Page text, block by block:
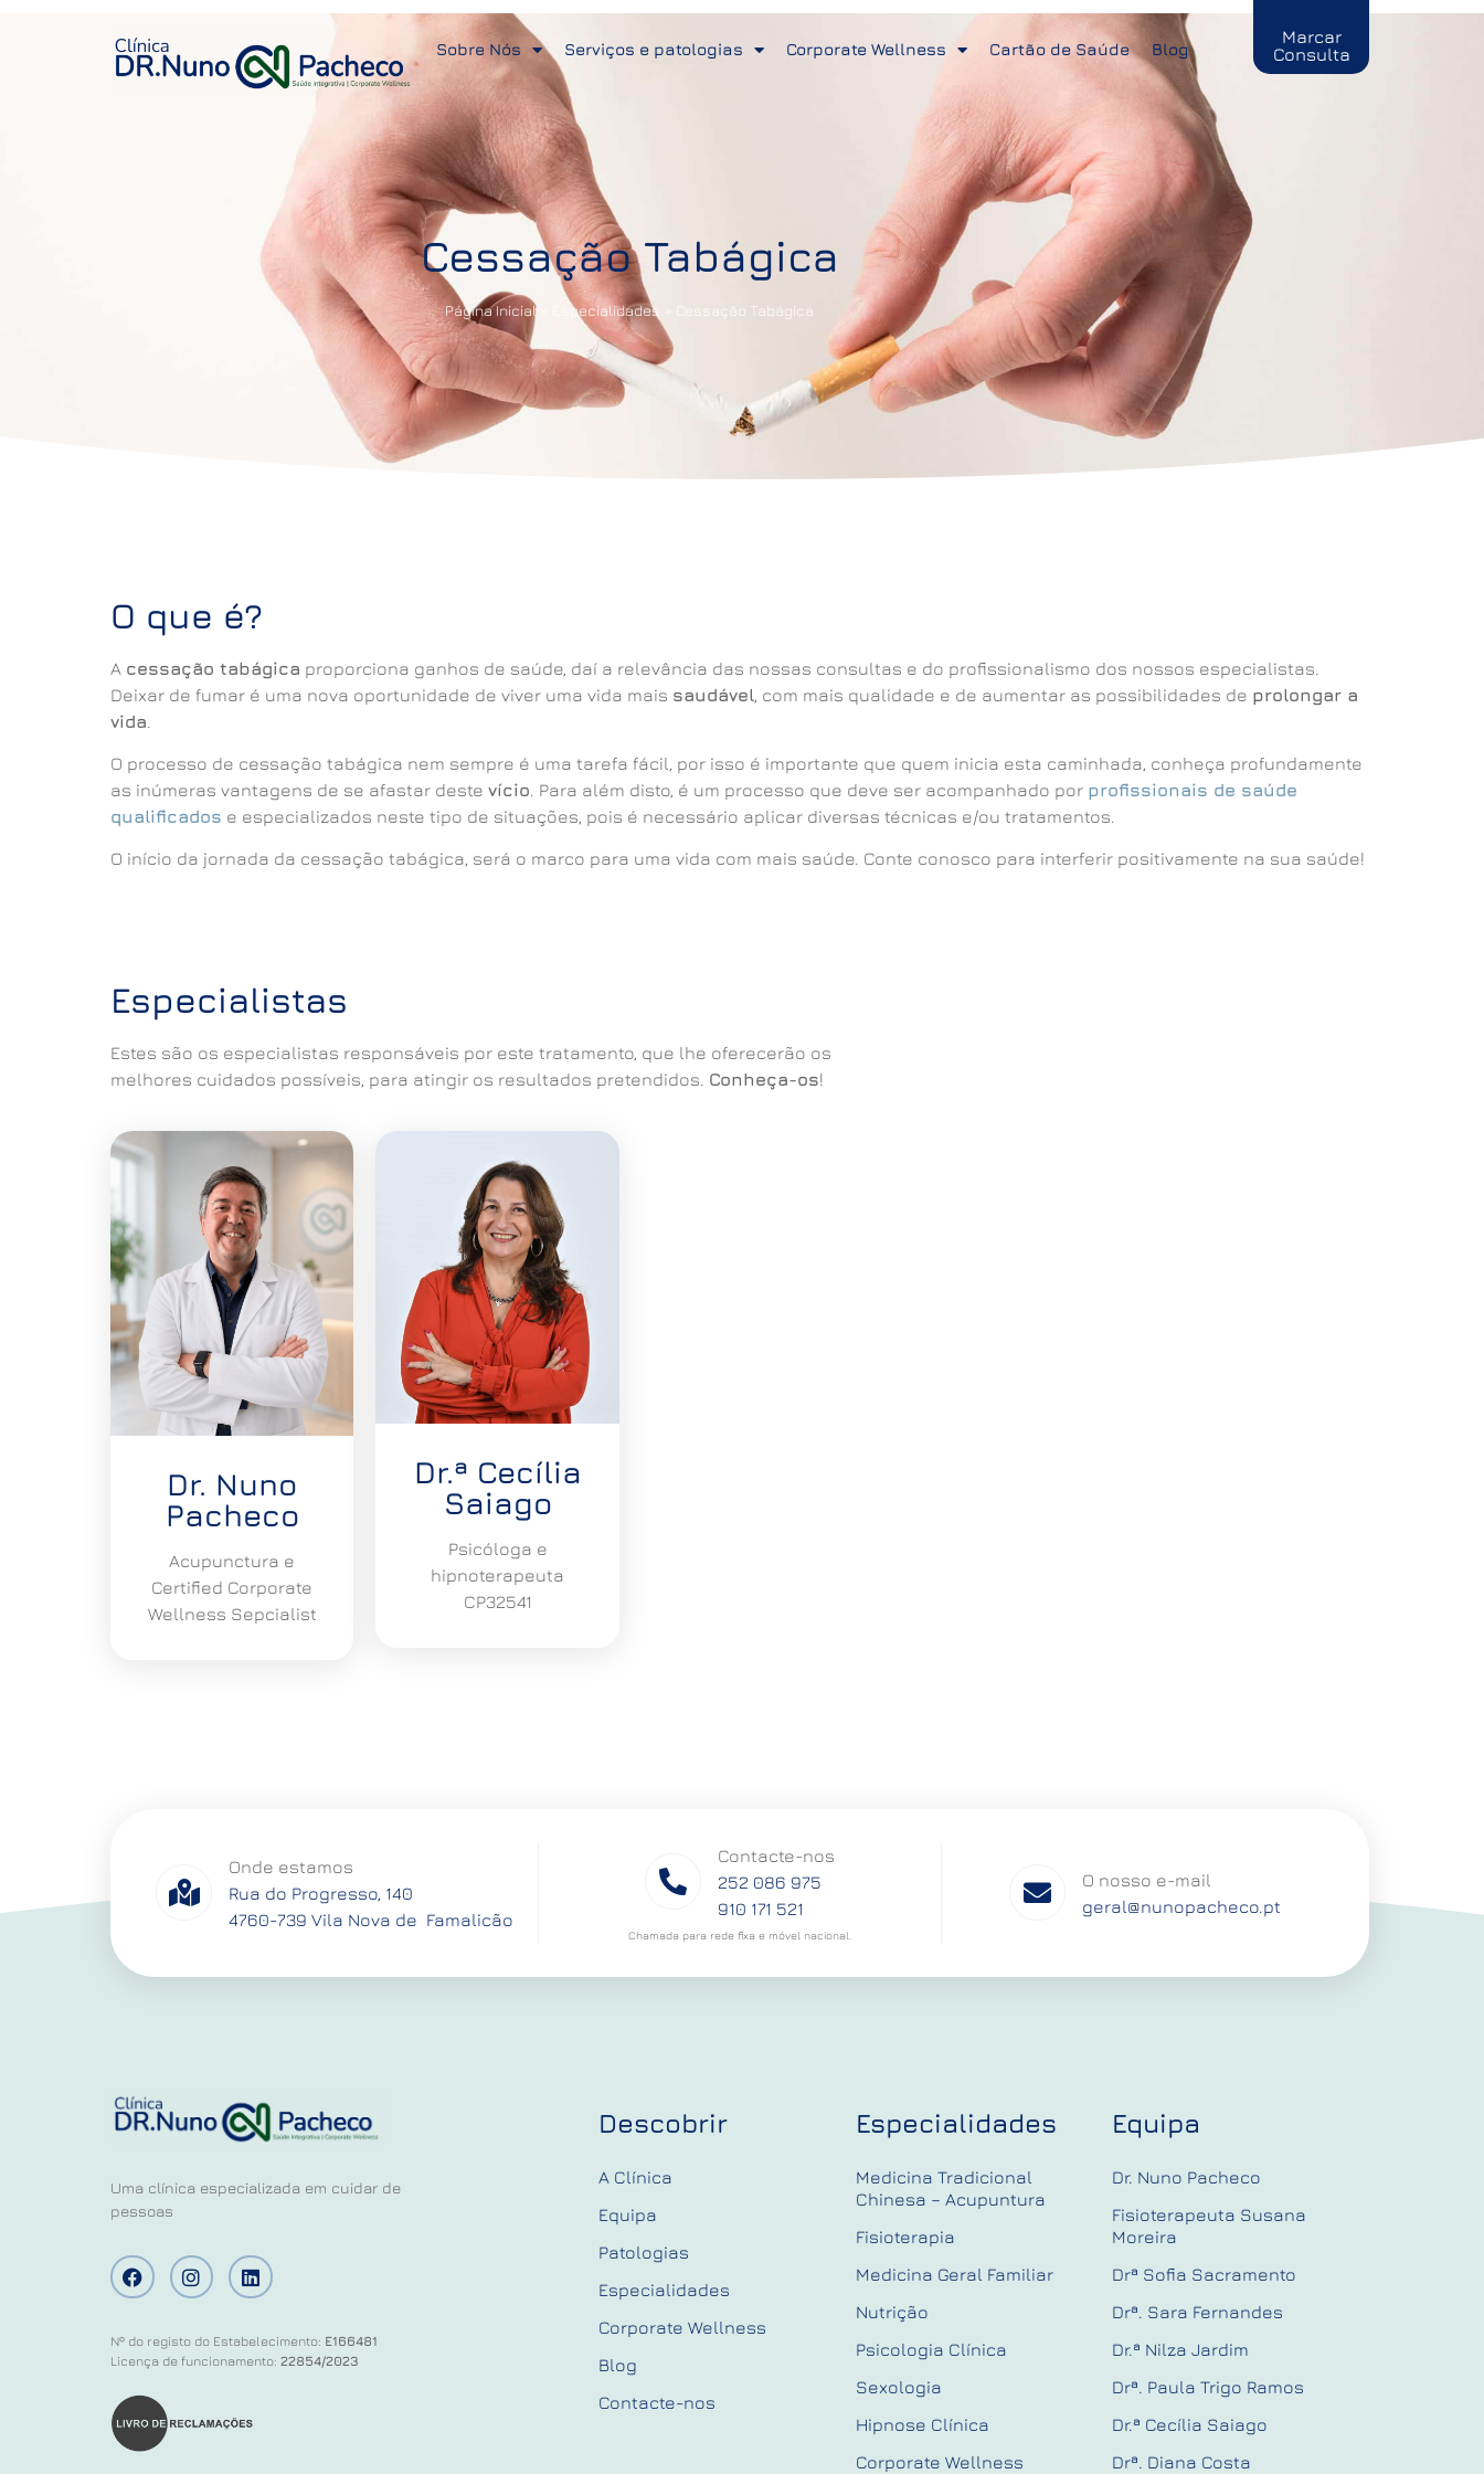
Sobre Nós Serviços e patologias Corporate Wellness Cartão de Saúde Blog
Marcar
Consulta
Cessação Tabágica
Página Inicial Especialidades Cessação Tabágica
O que é?
A cessação tabágica proporciona ganhos de saúde, daí a relevância das nossas consultas e do profissionalismo dos nossos especialistas.
Deixar de fumar é uma nova oportunidade de viver uma vida mais saudável , com mais qualidade e de aumentar as possibilidades de prolongar a
vida
O processo de cessação tabágica nem sempre é uma tarefa fácil, por isso é importante que quem inicia esta caminhada, conheça profundamente
as inúmeras vantagens de se afastar deste vício . Para além disto, é um processo que deve ser acompanhado por profissionais de saúde
qualificados e especializados neste tipo de situações, pois é necessário aplicar diversas técnicas e/ou tratamentos.
O início da jornada da cessação tabágica, será o marco para uma vida com mais saúde. Conte conosco para interferir positivamente na sua saúde!
Especialistas
Estes são os especialistas responsáveis por este tratamento, que lhe oferecerão os
melhores cuidados possíveis, para atingir os resultados pretendidos. Conheça-os!
Dr. Nuno
Pacheco
Acupunctura e
Certified Corporate
Wellness Sepcialist
Dr.ª Cecília
Saiago
Psicóloga e
hipnoterapeuta
CP32541
Onde estamos
Rua do Progresso, 140
4760-739 Vila Nova de Famalicão
Contacte-nos
252 086 975
910 171 521
Chamada para rede fixa e móvel nacional.
O nosso e-mail
geral@nunopacheco.pt
Uma clínica especializada em cuidar de
pessoas
Nº do registo do Estabelecimento: E166481
Licença de funcionamento: 22854/2023
Descobrir
A Clínica
Equipa
Patologias
Especialidades
Corporate Wellness
Blog
Contacte-nos
Especialidades
Medicina Tradicional
Chinesa – Acupuntura
Fisioterapia
Medicina Geral Familiar
Nutrição
Psicologia Clínica
Sexologia
Hipnose Clínica
Corporate Wellness
Equipa
Dr. Nuno Pacheco
Fisioterapeuta Susana
Moreira
Drª Sofia Sacramento
Drª. Sara Fernandes
Dr.ª Nilza Jardim
Drª. Paula Trigo Ramos
Dr.ª Cecília Saiago
Drª. Diana Costa